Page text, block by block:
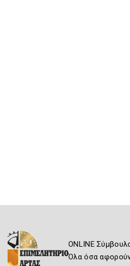
ONLINE
Όλα όσα